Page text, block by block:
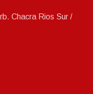
Chacra Rios Sur /